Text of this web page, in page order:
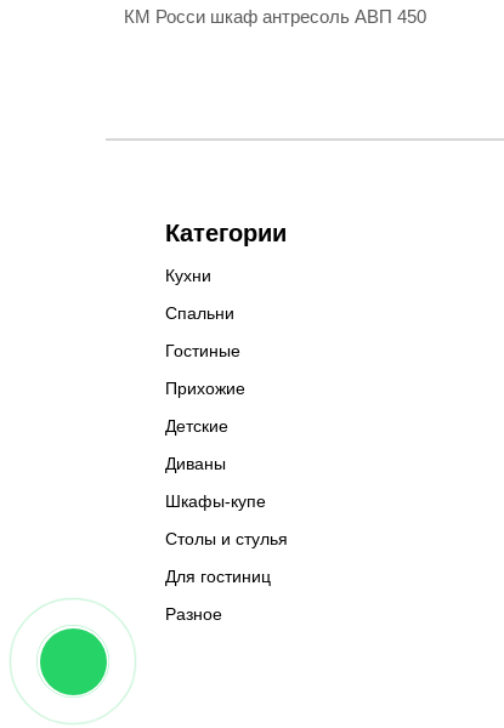
КМ Росси шкаф антресоль АВП 450
Категории
Кухни
Спальни
Гостиные
Прихожие
Детские
Диваны
Шкафы-купе
Столы и стулья
Для гостиниц
Разное